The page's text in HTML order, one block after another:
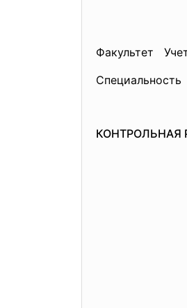
Факультет
Специальность
КОНТРОЛЬНАЯ